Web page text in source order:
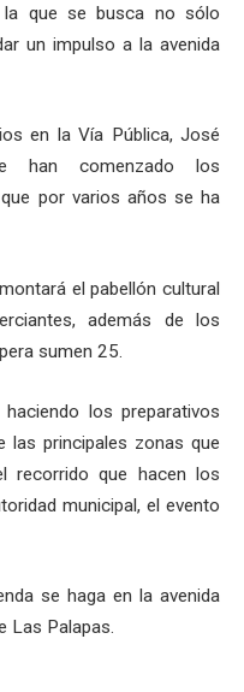
la que se busca no sólo
un impulso a la avenida
en la Vía Pública, José
han comenzado los
por varios años se ha
el pabellón cultural
además de los
sumen 25.
los preparativos
las principales zonas que
recorrido que hacen los
municipal, el evento
se haga en la avenida
Las Palapas.